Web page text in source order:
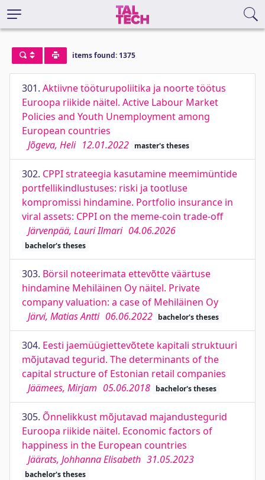
items found: 1375
301. Aktiivne tööturupoliitika ja noorte töötus
Euroopa riikide näitel. Active Labour Market
Policies and Youth Unemployment among
European countries
Jõgeva, Heli 12.01.2022 master's theses
302. CPPI strateegia kasutamine meemimüntide
portfellikindlustuses: riski ja tootluse
kompromissi hindamine. Portfolio insurance in
viral assets: CPPI on the meme-coin trade-off
Järvenpää, Lauri Ilmari 04.06.2026
bachelor's theses
303. Börsil noteerimata ettevõtte väärtuse
hindamine Mehiläinen Oy näitel. Private
company valuation: a case of Mehiläinen Oy
Järvi, Matias Antti 06.06.2022 bachelor's theses
304. Eesti jaemüügiettevõtete kapitali struktuuri
mõjutavad tegurid. The determinants of the
capital structure of Estonian retail companies
Jäämees, Mirjam 05.06.2018 bachelor's theses
305. Õnnelikkust mõjutavad majandustegurid
Euroopa riikide näitel. Economic factors of
happiness in the European countries
Jäärats, Johhanna Elisabeth 31.05.2023
bachelor's theses